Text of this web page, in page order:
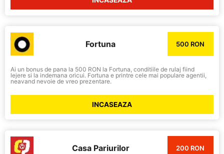
Fortuna 500 RON
Ai un bonus de pana la 500 RON la Fortuna, conditiile de rulaj fiind
lejere si la indemana oricui. Fortuna e printre cele mai populare agentii,
neavand nevoie de vreo prezentare.
INCASEAZA
Casa Pariurilor 200 RON